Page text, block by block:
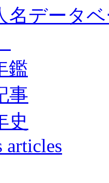
名データ
鑑
事
史
articles